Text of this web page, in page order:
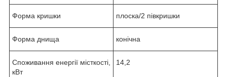
Форма кришки плоска/2 півкришки
Форма днища конічна
Споживання енергії місткості,
кВт
14,2